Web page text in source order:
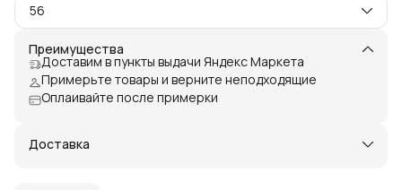
56
Преимущества
Доставим в пункты выдачи Яндекс Маркета
Примерьте товары и верните неподходящие
Оплаивайте после примерки
Доставка